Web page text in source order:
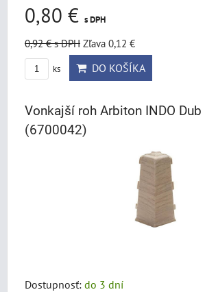
0,80 € s DPH
0,92 €s DPH Zľava 0,12 €
ks DO KOŠÍKA
Vonkajší roh Arbiton INDO
(6700042)
Dostupnosť: do 3 dní